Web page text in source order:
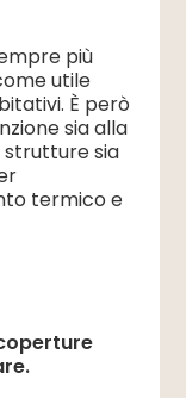
più
utile
È però
sia alla
sia
termico e